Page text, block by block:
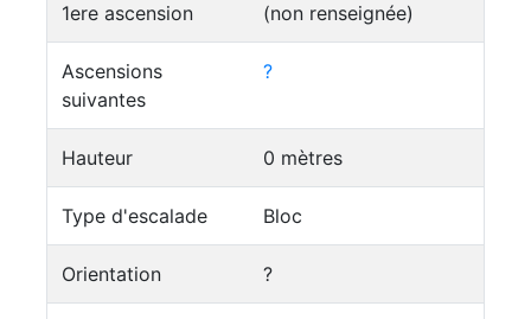
1ere ascension (non renseignée)
Ascensions
suivantes
?
Hauteur 0 mètres
Type d'escalade Bloc
Orientation ?